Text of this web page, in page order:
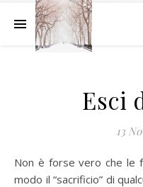
Esci
13
Non è forse vero che le folle chiedono sempre in qualche
modo il “sacrificio” di